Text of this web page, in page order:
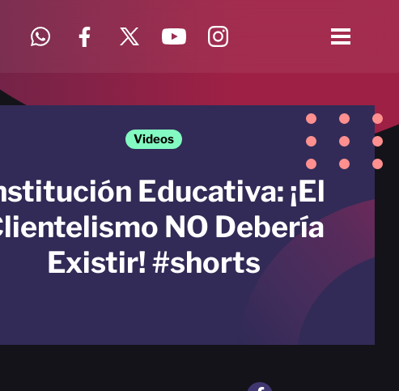
Videos
Educativa: ¡El
NO Debería
Existir! #shorts